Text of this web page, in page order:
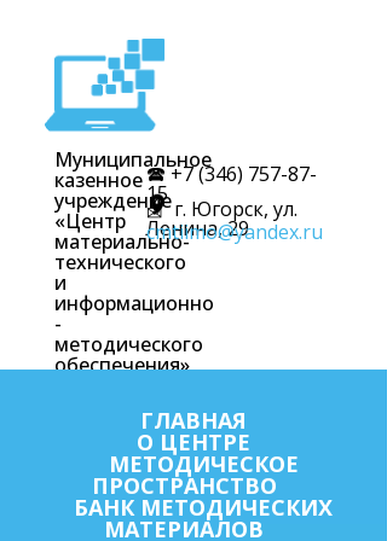
Муниципальное
казенное
учреждение
«Центр
материально-
технического
и
информационно
-
методического
обеспечения»
г. Югорск, ул.
Ленина, 29
🕿 +7 (346) 757-87-
15
✉
cmtiimo@yandex.ru
ГЛАВНАЯ
О ЦЕНТРЕ
МЕТОДИЧЕСКОЕ
ПРОСТРАНСТВО
БАНК МЕТОДИЧЕСКИХ
МАТЕРИАЛОВ